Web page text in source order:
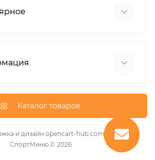
Каталог товаров
и дизайн opencart-hub.com
СпортМеню © 2026